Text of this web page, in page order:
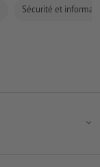
Sécurité et